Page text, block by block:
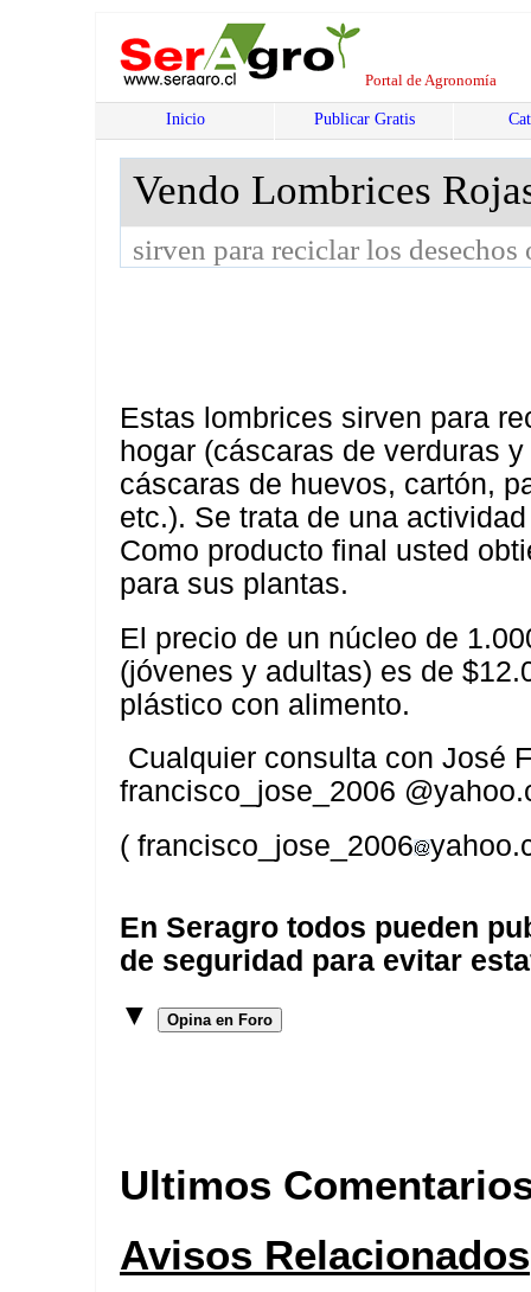
Portal de Agronomía
Inicio Publicar Gratis
Vendo Lombrices
sirven para reciclar los
Estas lombrices sirven para
hogar (cáscaras de verduras
cáscaras de huevos, cartón,
etc.). Se trata de una
Como producto final usted
para sus plantas.
El precio de un núcleo de
(jóvenes y adultas) es de
plástico con alimento.
Cualquier consulta con José
francisco_jose_2006
( francisco_jose_2006
En Seragro todos pueden
de seguridad para evitar
▼
Opina en Foro
Ultimos
Avisos Relacionados